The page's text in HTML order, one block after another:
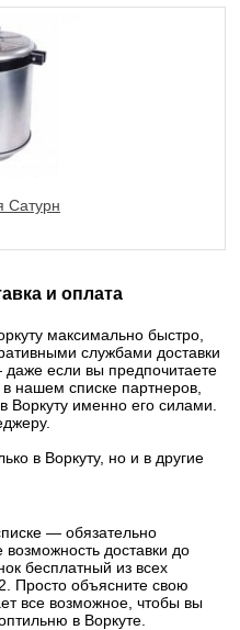
Сатурн
и оплата
максимально быстро,
службами доставки
если вы предпочитаете
в нашем списке партнеров,
Воркуту именно его силами.
в Воркуту, но и в другие
— обязательно
доставки до
бесплатный из всех
Просто объясните свою
все возможное, чтобы вы
в Воркуте.